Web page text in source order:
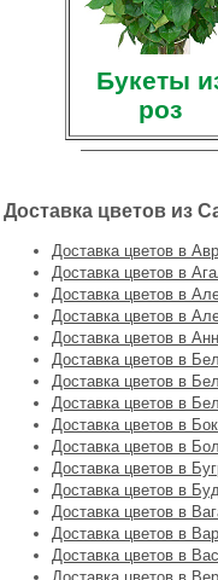
Букеты
роз
Доставка цветов из
Доставка цветов в
Доставка цветов в
Доставка цветов в
Доставка цветов в
Доставка цветов в
Доставка цветов в
Доставка цветов в
Доставка цветов в
Доставка цветов в
Доставка цветов в
Доставка цветов в
Доставка цветов в
Доставка цветов в
Доставка цветов в
Доставка цветов в